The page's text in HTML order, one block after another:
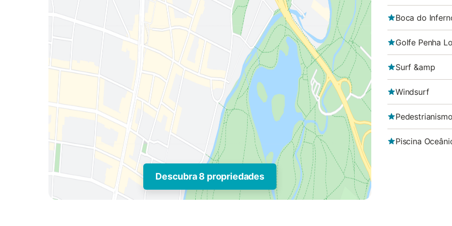
Descubra 8 propriedades
Boca do
Golfe Penha
Surf &amp
Windsurf
Pedestrianismo
Piscina